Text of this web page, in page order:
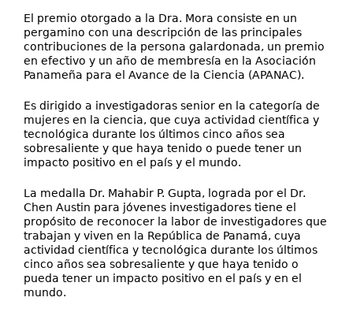
El premio otorgado a la Dra. Mora consiste en un
pergamino con una descripción de las principales
contribuciones de la persona galardonada, un premio
en efectivo y un año de membresía en la Asociación
Panameña para el Avance de la Ciencia (APANAC).
Es dirigido a investigadoras senior en la categoría de
mujeres en la ciencia, que cuya actividad científica y
tecnológica durante los últimos cinco años sea
sobresaliente y que haya tenido o puede tener un
impacto positivo en el país y el mundo.
La medalla Dr. Mahabir P. Gupta, lograda por el Dr.
Chen Austin para jóvenes investigadores tiene el
propósito de reconocer la labor de investigadores que
trabajan y viven en la República de Panamá, cuya
actividad científica y tecnológica durante los últimos
cinco años sea sobresaliente y que haya tenido o
pueda tener un impacto positivo en el país y en el
mundo.